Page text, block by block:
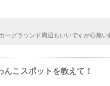
ーグラウンド周辺もいいですが心無
こスポットを教えて！